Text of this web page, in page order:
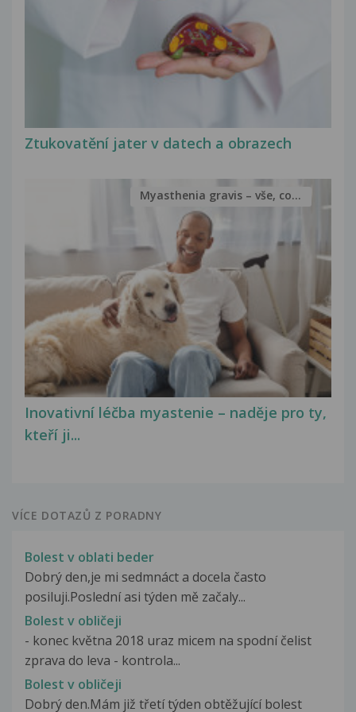
Ztukovatění jater v datech a obrazech
Inovativní léčba myastenie – naděje pro ty,
kteří ji...
Myasthenia gravis – vše, co...
VÍCE DOTAZŮ Z PORADNY
Bolest v oblati beder
Dobrý den,je mi sedmnáct a docela často
posiluji.Poslední asi týden mě začaly...
Bolest v obličeji
- konec května 2018 uraz micem na spodní čelist
zprava do leva - kontrola...
Bolest v obličeji
Dobrý den.Mám již třetí týden obtěžující bolest